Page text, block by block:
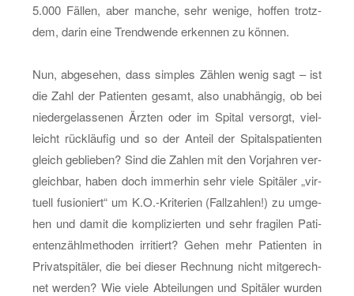
5.000 Fäl­len, aber man­che, sehr we­ni­ge, hof­fen trotz­
dem, darin eine Trend­wen­de er­ken­nen zu kön­nen.
Nun, ab­ge­se­hen, dass sim­ples Zäh­len wenig sagt – ist
die Zahl der Pa­ti­en­ten ge­samt, also un­ab­hän­gig, ob bei
nie­der­ge­las­se­nen Ärz­ten oder im Spi­tal ver­sorgt, viel­
leicht rück­läu­fig und so der An­teil der Spi­tal­s­pa­ti­en­ten
gleich ge­blie­ben? Sind die Zah­len mit den Vor­jah­ren ver­
gleich­bar, haben doch im­mer­hin sehr viele Spi­tä­ler „vir­
tu­ell fu­sio­niert“ um K.O.-Kri­te­ri­en (Fall­zah­len!) zu um­ge­
hen und damit die kom­pli­zier­ten und sehr fra­gi­len Pa­ti­
en­ten­zähl­me­tho­den ir­ri­tiert? Gehen mehr Pa­ti­en­ten in
Pri­vat­spi­tä­ler, die bei die­ser Rech­nung nicht mit­ge­rech­
net wer­den? Wie viele Ab­tei­lun­gen und Spi­tä­ler wur­den